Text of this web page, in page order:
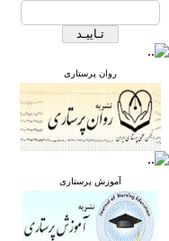
روان پرستاری
آموزش پرستاری